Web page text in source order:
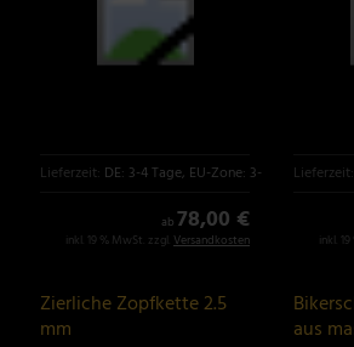
Lieferzeit: DE: 3-4 Tage, EU-Zone: 3-6 Tage
ab78,00 €
inkl. 19 % MwSt. zzgl. Versandkosten
Lieferzeit:
inkl.
Zierliche Zopfkette 2.5
mm
aus